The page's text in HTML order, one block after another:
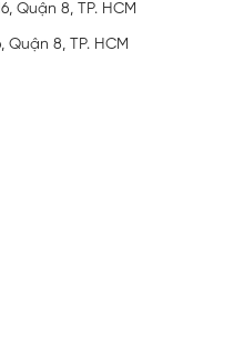
Quận 8, TP. HCM
Quận 8, TP. HCM